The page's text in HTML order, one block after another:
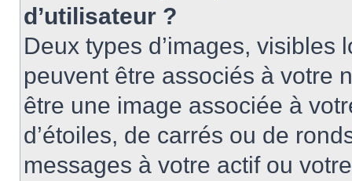
d’utilisateur ?
Deux types d’images,
peuvent être associés à votre
être une image associée à
d’étoiles, de carrés ou de
messages à votre actif ou